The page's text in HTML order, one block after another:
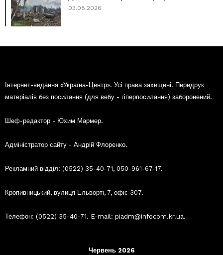
03.08.2026
Інтернет-видання «Україна-Центр». Усі права захищені. Передрук
матеріалів без посилання (для вебу - гіперпосилання) заборонений.
Шеф-редактор - Юхим Мармер.
Адміністратор сайту - Андрій Флоренко.
Рекламний відділ: (0522) 35-40-71, 050-961-67-17.
Кропивницький, вулиця Ельворті, 7, офіс 307.
Телефон: (0522) 35-40-71. E-mail: piadm@infocom.kr.ua.
Червень 2026